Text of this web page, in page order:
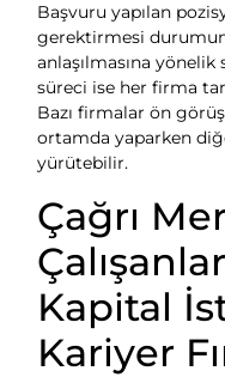
Başvuru yapılan
gerektirmesi
anlaşılmasına
süreci ise her firma
Bazı firmalar ön
ortamda yaparken
yürütebilir.
Çağrı
Kapital
Kariyer